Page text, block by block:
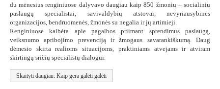
du mėnesius renginiuose dalyvavo daugiau kaip 850 žmonių – socialinių
paslaugų specialistai, savivaldybių atstovai, nevyriausybinės
organizacijos, bendruomenės, žmonės su negalia ir jų artimieji.
Renginiuose kalbėta apie pagalbos priimant sprendimus paslaugą,
veiksnumo apribojimo prevenciją ir žmogaus savarankiškumą. Daug
dėmesio skirta realioms situacijoms, praktiniams atvejams ir atviram
skirtingų sričių specialistų dialogui.
Skaityti daugiau: Kaip gera galėti galėti